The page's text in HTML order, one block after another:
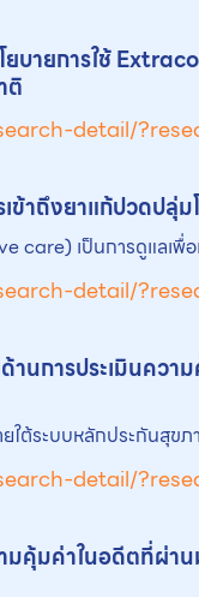
ยบายการใช้
ติ
detail/
ข้าถึงยาแก้ปวดปลุ่ม
care) เป็นการดูแลเ
detail/
นการประเมินคว
ต้ระบบหลักประกันสุข
detail/
มคุ้มค่าในอดีตที่ผ่า